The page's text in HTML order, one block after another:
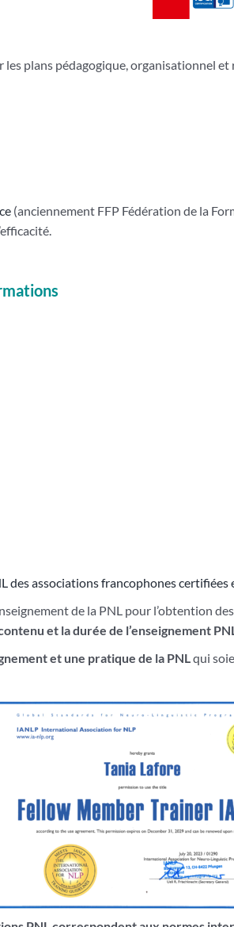
plans pédagogique, organisationnel et
(anciennement FFP Fédération de la
des associations francophones
de la PNL pour l’obtention
et la durée de l’enseignement
et une pratique de la PNLqui